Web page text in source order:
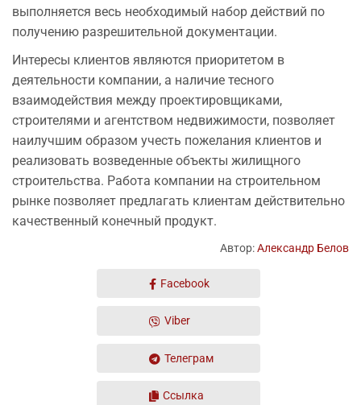
выполняется весь необходимый набор действий по
получению разрешительной документации.
Интересы клиентов являются приоритетом в
деятельности компании, а наличие тесного
взаимодействия между проектировщиками,
строителями и агентством недвижимости, позволяет
наилучшим образом учесть пожелания клиентов и
реализовать возведенные объекты жилищного
строительства. Работа компании на строительном
рынке позволяет предлагать клиентам действительно
качественный конечный продукт.
Автор:Александр Белов
Facebook
Viber
Телеграм
Ссылка